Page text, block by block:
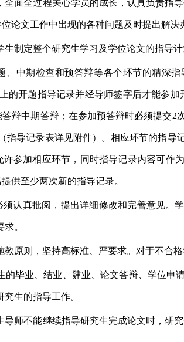
全面全过程关心学员的成长，认真负责指
论文工作中出现的各种问题及时提出解决
制定整个研究生学习及学位论文的指导
、中期检查和预答辩等各个环节的精深
的开题指导记录并经导师签字后才能参
辩中期答辩；在参加预答辩时必须提交2
指导记录表详见附件）。相应环节的指导
参加相应环节，同时指导记录内容可作
供至少两次新的指导记录。
认真批阅，提出详细修改和完善意见。
。
原则，坚持高标准、严要求。对于不合格
的毕业、结业、肄业、论文答辩、学位申
生的指导工作。
导师不能继续指导研究生完成论文时，研